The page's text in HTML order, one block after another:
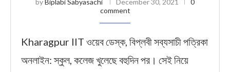
byBiplabi Sabyasachi December 30, 2021
0
comment
Kharagpur IIT ওয়েব ডেস্ক, বিপ্লবী সব্যসাচী পত্রিকা
অনলাইন: স্কুল, কলেজ খুলেছে বহুদিন পর। সেই নিয়ে